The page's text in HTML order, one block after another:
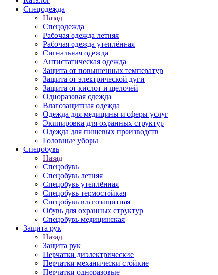
Спецодежда
Назад
Спецодежда
Рабочая одежда летняя
Рабочая одежда утеплённая
Сигнальная одежда
Антистатическая одежда
Защита от повышенных температур
Защита от электрической дуги
Защита от кислот и щелочей
Одноразовая одежда
Влагозащитная одежда
Одежда для медицины и сферы услуг
Экипировка для охранных структур
Одежда для пищевых производств
Головные уборы
Спецобувь
Назад
Спецобувь
Спецобувь летняя
Спецобувь утеплённая
Спецобувь термостойкая
Спецобувь влагозащитная
Обувь для охранных структур
Спецобувь медицинская
Защита рук
Назад
Защита рук
Перчатки диэлектрические
Перчатки механически стойкие
Перчатки одноразовые